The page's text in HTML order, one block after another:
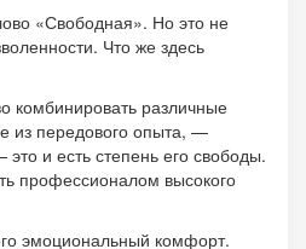
«Свободная». Но это не
Что же здесь
комбинировать различные
из передового опыта, —
и есть степень его свободы.
профессионалом высокого
эмоциональный комфорт.